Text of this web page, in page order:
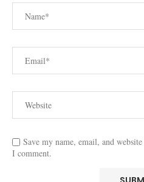
Save my name, email, and
I comment.